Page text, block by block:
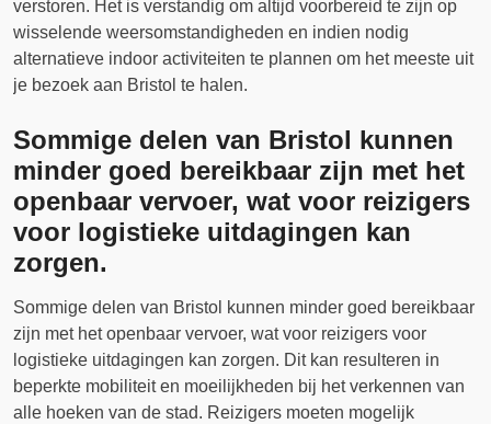
verstoren. Het is verstandig om altijd voorbereid te zijn op
wisselende weersomstandigheden en indien nodig
alternatieve indoor activiteiten te plannen om het meeste uit
je bezoek aan Bristol te halen.
Sommige delen van Bristol kunnen
minder goed bereikbaar zijn met het
openbaar vervoer, wat voor reizigers
voor logistieke uitdagingen kan
zorgen.
Sommige delen van Bristol kunnen minder goed bereikbaar
zijn met het openbaar vervoer, wat voor reizigers voor
logistieke uitdagingen kan zorgen. Dit kan resulteren in
beperkte mobiliteit en moeilijkheden bij het verkennen van
alle hoeken van de stad. Reizigers moeten mogelijk